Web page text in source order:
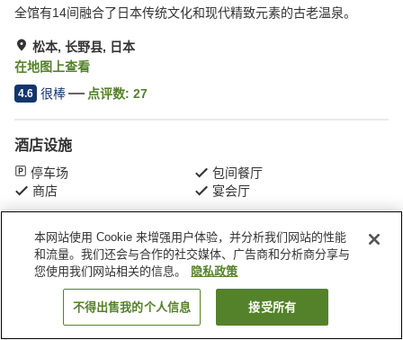
全馆有14间融合了日本传统文化和现代精致元素的古老温泉。
松本, 长野县, 日本
在地图上查看
4.6 很棒 点评数: 27
酒店设施
停车场
包间餐厅
商店
宴会厅
首页 日本 长野县 松本 美原温泉 追分屋旅馆
搜索客房
本网站使用 Cookie 来增强用户体验，并分析我们网站的性能
和流量。我们还会与合作的社交媒体、广告商和分析商分享与
您使用我们网站相关的信息。
隐私政策
不得出售我的个人信息 接受所有